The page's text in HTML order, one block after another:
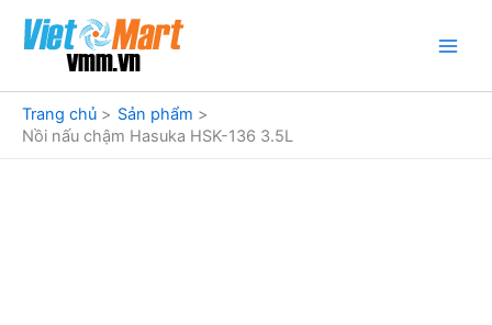
dung
Trang chủ
Sản phẩm
Nồi nấu chậm Hasuka HSK-136 3.5L